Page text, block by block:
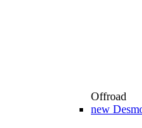
Offroad
new